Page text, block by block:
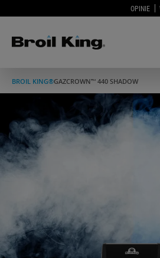
OPINIE
GRILLE
KUCHNIE
WSPARCIE
BROIL KING®GAZCROWN™ 440 SHADOW